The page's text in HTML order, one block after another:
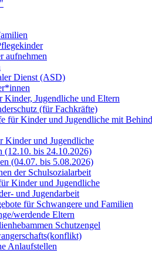
aufnehmen
Dienst (ASD)
Kinder, Jugendliche und Eltern
(für Fachkräfte)
für Kinder und Jugendliche mit
Kinder und Jugendliche
(12.10. bis 24.10.2026)
(04.07. bis 5.08.2026)
der Schulsozialarbeit
Kinder und Jugendliche
und Jugendarbeit
für Schwangere und Familien
werdende Eltern
Schutzengel
Anlaufstellen